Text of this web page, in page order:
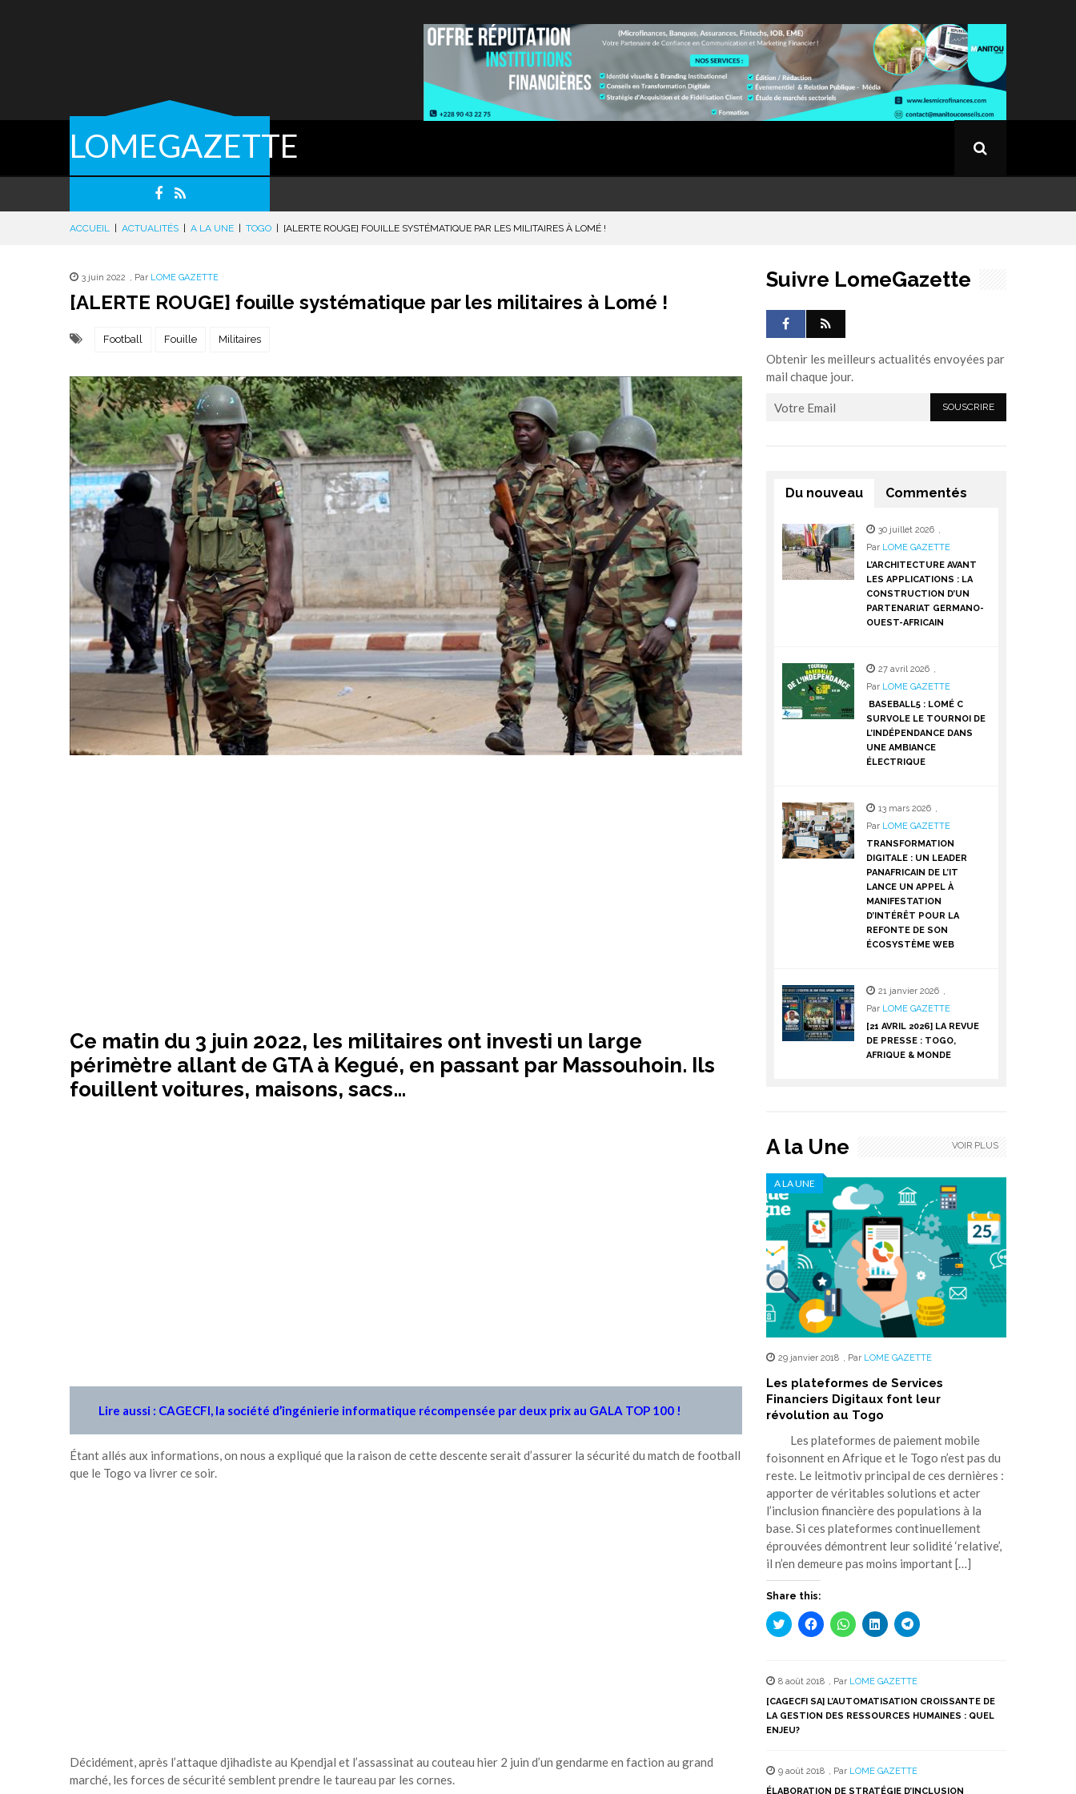
LOMEGAZETTE
ACCUEIL ACTUALITÉS A LA UNE TOGO [ALERTE ROUGE] FOUILLE SYSTÉMATIQUE PAR LES MILITAIRES À LOMÉ !
3 juin 2022 , Par LOME GAZETTE
[ALERTE ROUGE] fouille systématique par les militaires à Lomé !
Football Fouille Militaires
Ce matin du 3 juin 2022, les militaires ont investi un large
périmètre allant de GTA à Kegué, en passant par Massouhoin. Ils
fouillent voitures, maisons, sacs…
Lire aussi : CAGECFI, la société d’ingénierie informatique récompensée par deux prix au GALA TOP 100 !
Étant allés aux informations, on nous a expliqué que la raison de cette descente serait d’assurer la sécurité du match de football
que le Togo va livrer ce soir.
Décidément, après l’attaque djihadiste au Kpendjal et l’assassinat au couteau hier 2 juin d’un gendarme en faction au grand
marché, les forces de sécurité semblent prendre le taureau par les cornes.
Suivre LomeGazette
Obtenir les meilleurs actualités envoyées par
mail chaque jour.
Du nouveau Commentés
30 juillet 2026 ,
Par LOME GAZETTE
L’ARCHITECTURE AVANT
LES APPLICATIONS : LA
CONSTRUCTION D’UN
PARTENARIAT GERMANO-
OUEST-AFRICAIN
27 avril 2026 ,
Par LOME GAZETTE
BASEBALL5 : LOMÉ C
SURVOLE LE TOURNOI DE
L’INDÉPENDANCE DANS
UNE AMBIANCE
ÉLECTRIQUE
13 mars 2026 ,
Par LOME GAZETTE
TRANSFORMATION
DIGITALE : UN LEADER
PANAFRICAIN DE L’IT
LANCE UN APPEL À
MANIFESTATION
D’INTÉRÊT POUR LA
REFONTE DE SON
ÉCOSYSTÈME WEB
21 janvier 2026 ,
Par LOME GAZETTE
[21 AVRIL 2026] LA REVUE
DE PRESSE : TOGO,
AFRIQUE & MONDE
A la Une
A LA UNE
29 janvier 2018 , Par LOME GAZETTE
Les plateformes de Services
Financiers Digitaux font leur
révolution au Togo
Les plateformes de paiement mobile
foisonnent en Afrique et le Togo n’est pas du
reste. Le leitmotiv principal de ces dernières :
apporter de véritables solutions et acter
l’inclusion financière des populations à la
base. Si ces plateformes continuellement
éprouvées démontrent leur solidité ‘relative’,
il n’en demeure pas moins important […]
Share this:
Cliquez
pour
une
nouvelle
fenêtre)
Cliquez
pour
une
nouvelle
fenêtre)
Cliquez
pour
une
nouvelle
fenêtre)
Cliquez
pour
une
nouvelle
fenêtre)
Cliquez
pour
une
nouvelle
fenêtre)
8 août 2018 , Par LOME GAZETTE
[CAGECFI SA] L’AUTOMATISATION CROISSANTE DE
LA GESTION DES RESSOURCES HUMAINES : QUEL
ENJEU?
9 août 2018 , Par LOME GAZETTE
ÉLABORATION DE STRATÉGIE D’INCLUSION
VOIR PLUS